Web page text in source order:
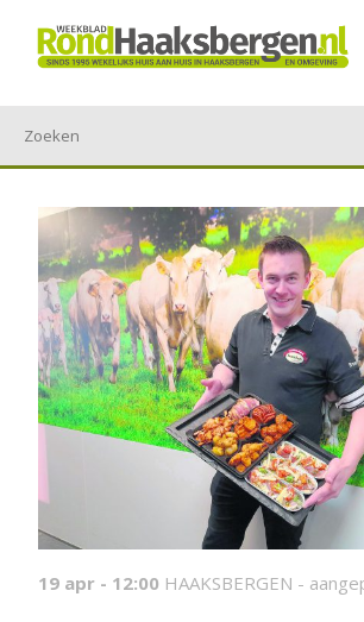
19 apr - 12:00 HAAKSBERGEN -